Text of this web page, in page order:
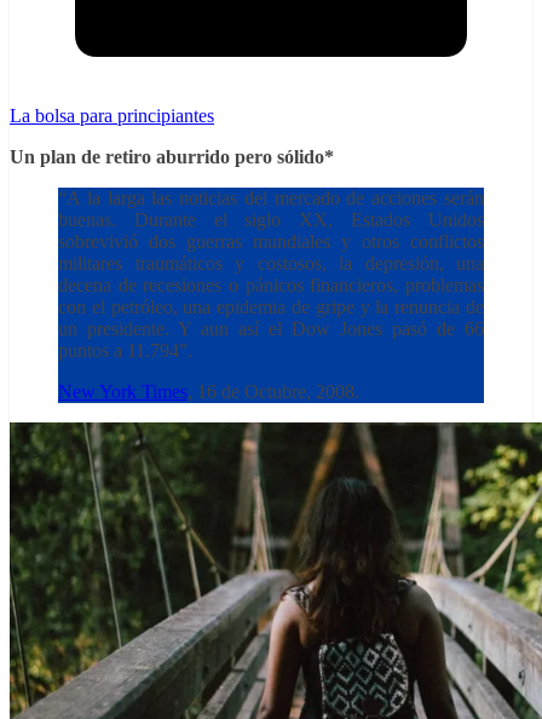
La bolsa para principiantes
Un plan de retiro aburrido pero sólido*
“A la larga las noticias del mercado de acciones serán
buenas. Durante el siglo XX, Estados Unidos
sobrevivió dos guerras mundiales y otros conflictos
militares traumáticos y costosos, la depresión, una
decena de recesiones o pánicos financieros, problemas
con el petróleo, una epidemia de gripe y la renuncia de
un presidente. Y aun así el Dow Jones pasó de 66
puntos a 11.794”.
New York Times, 16 de Octubre, 2008.